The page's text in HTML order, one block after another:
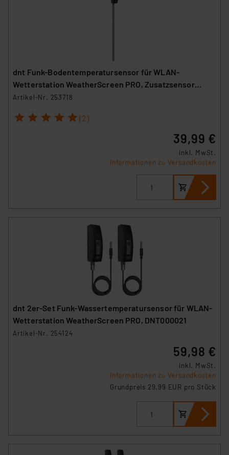
dnt Funk-Bodentemperatursensor für WLAN-
Wetterstation WeatherScreen PRO, Zusatzsensor
DNT000020
Artikel-Nr. 253718
1 2 3 4 5 (2)
39,99 €
inkl. MwSt.
Informationen zu Versandkosten
dnt 2er-Set Funk-Wassertemperatursensor für WLAN-
Wetterstation WeatherScreen PRO, DNT000021
Artikel-Nr. 254124
59,98 €
inkl. MwSt.
Informationen zu Versandkosten
Grundpreis 29.99 EUR pro Stück